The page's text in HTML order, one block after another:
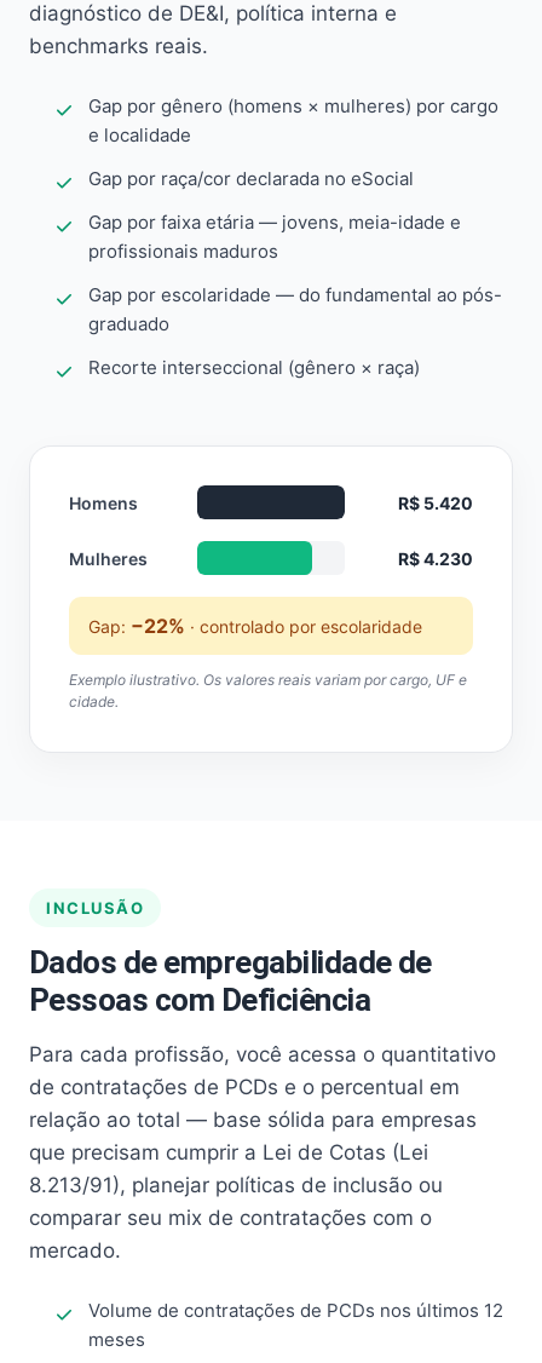
diagnóstico de DE&I, política interna e
benchmarks reais.
Gap por gênero (homens × mulheres) por cargo
e localidade
Gap por raça/cor declarada no eSocial
Gap por faixa etária — jovens, meia-idade e
profissionais maduros
Gap por escolaridade — do fundamental ao pós-
graduado
Recorte interseccional (gênero × raça)
Homens R$ 5.420
Mulheres R$ 4.230
Gap: −22% · controlado por escolaridade
Exemplo ilustrativo. Os valores reais variam por cargo, UF e
cidade.
INCLUSÃO
Dados de empregabilidade de
Pessoas com Deficiência
Para cada profissão, você acessa o quantitativo
de contratações de PCDs e o percentual em
relação ao total — base sólida para empresas
que precisam cumprir a Lei de Cotas (Lei
8.213/91), planejar políticas de inclusão ou
comparar seu mix de contratações com o
mercado.
Volume de contratações de PCDs nos últimos 12
meses